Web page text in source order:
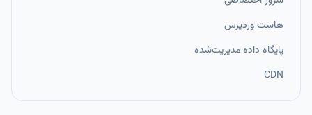
هاست وردپرس
پایگاه داده مدیریت‌شده
CDN